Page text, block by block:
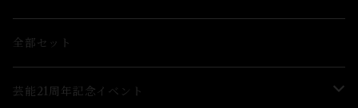
グッズ
全部セット
芸能21周年記念イベント